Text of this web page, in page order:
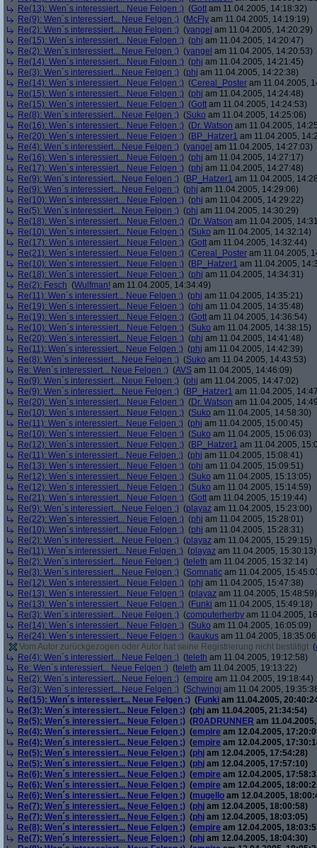
Re(13): Wen´s interessiert... Neue Felgen ;) (Gott am 11.04.2005, 14:18:32)
Re(9): Wen´s interessiert... Neue Felgen ;) (McFly am 11.04.2005, 14:19:19)
Re(2): Wen´s interessiert... Neue Felgen ;) (yangel am 11.04.2005, 14:20:29)
Re(15): Wen´s interessiert... Neue Felgen ;) (phj am 11.04.2005, 14:20:47)
Re(2): Wen´s interessiert... Neue Felgen ;) (yangel am 11.04.2005, 14:20:53)
Re(14): Wen´s interessiert... Neue Felgen ;) (phj am 11.04.2005, 14:21:45)
Re(3): Wen´s interessiert... Neue Felgen ;) (phj am 11.04.2005, 14:22:38)
Re(14): Wen´s interessiert... Neue Felgen ;) (Cereal_Poster am 11.04.2005,
Re(15): Wen´s interessiert... Neue Felgen ;) (phj am 11.04.2005, 14:24:48)
Re(15): Wen´s interessiert... Neue Felgen ;) (Gott am 11.04.2005, 14:24:53)
Re(8): Wen´s interessiert... Neue Felgen ;) (Suko am 11.04.2005, 14:25:06)
Re(16): Wen´s interessiert... Neue Felgen ;) (Dr. Watson am 11.04.2005,
Re(20): Wen´s interessiert... Neue Felgen ;) (BP_Hatzer1 am 11.04.2005,
Re(4): Wen´s interessiert... Neue Felgen ;) (yangel am 11.04.2005, 14:27:03)
Re(16): Wen´s interessiert... Neue Felgen ;) (phj am 11.04.2005, 14:27:17)
Re(17): Wen´s interessiert... Neue Felgen ;) (phj am 11.04.2005, 14:27:48)
Re(9): Wen´s interessiert... Neue Felgen ;) (BP_Hatzer1 am 11.04.2005,
Re(9): Wen´s interessiert... Neue Felgen ;) (phj am 11.04.2005, 14:29:06)
Re(10): Wen´s interessiert... Neue Felgen ;) (phj am 11.04.2005, 14:29:22)
Re(5): Wen´s interessiert... Neue Felgen ;) (phj am 11.04.2005, 14:30:29)
Re(18): Wen´s interessiert... Neue Felgen ;) (Dr. Watson am 11.04.2005,
Re(10): Wen´s interessiert... Neue Felgen ;) (Suko am 11.04.2005, 14:32:14)
Re(17): Wen´s interessiert... Neue Felgen ;) (Gott am 11.04.2005, 14:32:44)
Re(21): Wen´s interessiert... Neue Felgen ;) (Cereal_Poster am 11.04.2005,
Re(10): Wen´s interessiert... Neue Felgen ;) (BP_Hatzer1 am 11.04.2005,
Re(18): Wen´s interessiert... Neue Felgen ;) (phj am 11.04.2005, 14:34:31)
Re(2): Fesch (Wulfman! am 11.04.2005, 14:34:49)
Re(11): Wen´s interessiert... Neue Felgen ;) (phj am 11.04.2005, 14:35:21)
Re(19): Wen´s interessiert... Neue Felgen ;) (phj am 11.04.2005, 14:35:48)
Re(19): Wen´s interessiert... Neue Felgen ;) (Gott am 11.04.2005, 14:36:54)
Re(10): Wen´s interessiert... Neue Felgen ;) (Suko am 11.04.2005, 14:38:15)
Re(20): Wen´s interessiert... Neue Felgen ;) (phj am 11.04.2005, 14:41:48)
Re(11): Wen´s interessiert... Neue Felgen ;) (phj am 11.04.2005, 14:42:39)
Re(8): Wen´s interessiert... Neue Felgen ;) (Suko am 11.04.2005, 14:43:53)
Re: Wen´s interessiert... Neue Felgen ;) (AVS am 11.04.2005, 14:46:09)
Re(9): Wen´s interessiert... Neue Felgen ;) (phj am 11.04.2005, 14:47:02)
Re(9): Wen´s interessiert... Neue Felgen ;) (BP_Hatzer1 am 11.04.2005,
Re(20): Wen´s interessiert... Neue Felgen ;) (Dr. Watson am 11.04.2005,
Re(10): Wen´s interessiert... Neue Felgen ;) (Suko am 11.04.2005, 14:58:30)
Re(11): Wen´s interessiert... Neue Felgen ;) (phj am 11.04.2005, 15:00:45)
Re(10): Wen´s interessiert... Neue Felgen ;) (Suko am 11.04.2005, 15:06:03)
Re(12): Wen´s interessiert... Neue Felgen ;) (BP_Hatzer1 am 11.04.2005,
Re(11): Wen´s interessiert... Neue Felgen ;) (phj am 11.04.2005, 15:08:41)
Re(13): Wen´s interessiert... Neue Felgen ;) (phj am 11.04.2005, 15:09:51)
Re(12): Wen´s interessiert... Neue Felgen ;) (Suko am 11.04.2005, 15:13:05)
Re(12): Wen´s interessiert... Neue Felgen ;) (Suko am 11.04.2005, 15:14:59)
Re(21): Wen´s interessiert... Neue Felgen ;) (Gott am 11.04.2005, 15:19:44)
Re(9): Wen´s interessiert... Neue Felgen ;) (playaz am 11.04.2005, 15:23:00)
Re(22): Wen´s interessiert... Neue Felgen ;) (phj am 11.04.2005, 15:28:01)
Re(10): Wen´s interessiert... Neue Felgen ;) (phj am 11.04.2005, 15:28:31)
Re(2): Wen´s interessiert... Neue Felgen ;) (playaz am 11.04.2005, 15:29:15)
Re(11): Wen´s interessiert... Neue Felgen ;) (playaz am 11.04.2005, 15:30:13)
Re(2): Wen´s interessiert... Neue Felgen ;) (teleth am 11.04.2005, 15:32:14)
Re(3): Wen´s interessiert... Neue Felgen ;) (Somnatic am 11.04.2005,
Re(12): Wen´s interessiert... Neue Felgen ;) (phj am 11.04.2005, 15:47:38)
Re(13): Wen´s interessiert... Neue Felgen ;) (playaz am 11.04.2005, 15:48:59)
Re(13): Wen´s interessiert... Neue Felgen ;) (Funki am 11.04.2005, 15:49:18)
Re(3): Wen´s interessiert... Neue Felgen ;) (computerherby am 11.04.2005,
Re(14): Wen´s interessiert... Neue Felgen ;) (Suko am 11.04.2005, 16:05:09)
Re(24): Wen´s interessiert... Neue Felgen ;) (kaukus am 11.04.2005,
Vom Autor zurückgezogen oder Autor hat seine Registrierung nicht bestätigt (
Re(4): Wen´s interessiert... Neue Felgen ;) (teleth am 11.04.2005, 19:12:58)
Re: Wen´s interessiert... Neue Felgen ;) (teleth am 11.04.2005, 19:13:22)
Re(2): Wen´s interessiert... Neue Felgen ;) (empire am 11.04.2005, 19:18:44)
Re(3): Wen´s interessiert... Neue Felgen ;) (Schwingi am 11.04.2005,
Re(15): Wen´s interessiert... Neue Felgen ;) (Funki am 11.04.2005,
Re(3): Wen´s interessiert... Neue Felgen ;) (phj am 11.04.2005, 21:34:54)
Re(5): Wen´s interessiert... Neue Felgen ;) (R0ADRUNNER am
Re(4): Wen´s interessiert... Neue Felgen ;) (empire am 12.04.2005,
Re(4): Wen´s interessiert... Neue Felgen ;) (empire am 12.04.2005,
Re(5): Wen´s interessiert... Neue Felgen ;) (phj am 12.04.2005, 17:54:28)
Re(5): Wen´s interessiert... Neue Felgen ;) (phj am 12.04.2005, 17:57:10)
Re(6): Wen´s interessiert... Neue Felgen ;) (empire am 12.04.2005,
Re(6): Wen´s interessiert... Neue Felgen ;) (empire am 12.04.2005,
Re(6): Wen´s interessiert... Neue Felgen ;) (mugello am 12.04.2005,
Re(7): Wen´s interessiert... Neue Felgen ;) (phj am 12.04.2005, 18:00:58)
Re(7): Wen´s interessiert... Neue Felgen ;) (phj am 12.04.2005, 18:03:05)
Re(8): Wen´s interessiert... Neue Felgen ;) (empire am 12.04.2005,
Re(7): Wen´s interessiert... Neue Felgen ;) (phj am 12.04.2005, 18:04:30)